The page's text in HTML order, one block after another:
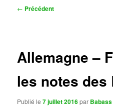
Navigation
← Précédent
Allemagne –
les notes des
Publié le7 juillet 2016par